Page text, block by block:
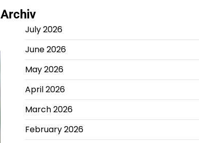
Archiv
July 2026
June 2026
May 2026
April 2026
March 2026
February 2026